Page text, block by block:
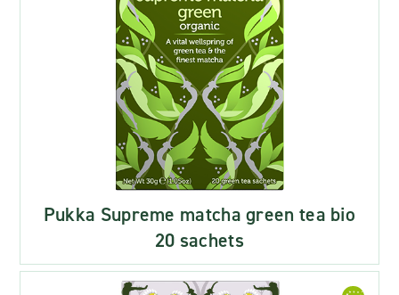
Pukka Supreme matcha green tea bio
20 sachets